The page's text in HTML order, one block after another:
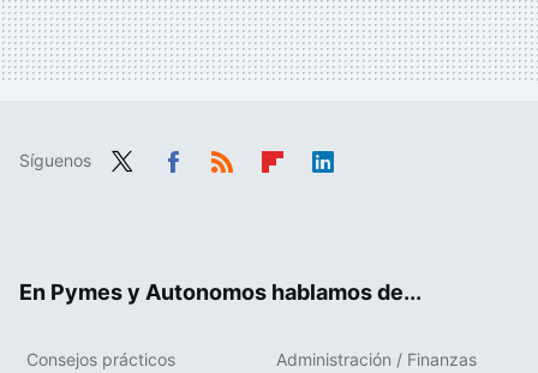
Síguenos
En Pymes y Autonomos hablamos de...
Consejos prácticos Administración / Finanzas